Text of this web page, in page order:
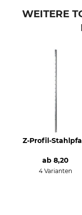
WEITERE
Z-Profil-
ab 8,20
4 Varianten